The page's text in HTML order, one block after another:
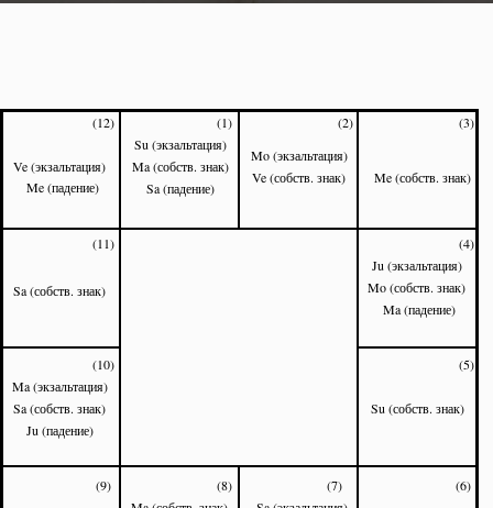
Sa (падение)
Ma (собств. знак)
Su (экзальтация)
(1) (2) (3)
(4)
(5)
(6)
(7)
(8)
(9)
(10)
(11)
(12)
Mo (экзальтация)
Ve (собств. знак)
Me (собств. знак)
Ju (экзальтация)
Mo (собств. знак)
Ma (падение)
Su (собств. знак)
Ma (экзальтация)
Sa (собств. знак)
Ju (падение)
Sa (собств. знак)
Ve (экзальтация)
Me (падение)